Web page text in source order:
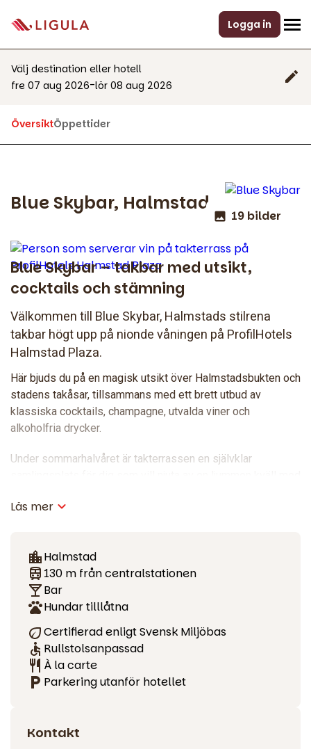
Logga in
Välj destination eller hotell
fre 07 aug 2026-lör 08 aug 2026
ÖversiktÖppettider
Blue Skybar, Halmstad
19 bilder
Blue Skybar – takbar med utsikt,
cocktails och stämning
Välkommen till Blue Skybar, Halmstads stilrena
takbar högt upp på nionde våningen på ProfilHotels
Halmstad Plaza.
Här bjuds du på en magisk utsikt över Halmstadsbukten och
stadens takåsar, tillsammans med ett brett utbud av
klassiska cocktails, champagne, utvalda viner och
alkoholfria drycker.
Under sommarhalvåret är takterrassen en självklar
bara in i den vackra loungen, där stämningen och utsikten
Blue Skybar i Halmstad är öppen för alla – hotellets gäster
såväl som lokala besökare. En perfekt plats för after work,
dejt, firande eller en avslappnad kväll över staden.
Läs mer
Halmstad
130 m från centralstationen
Bar
Hundar tilllåtna
Certifierad enligt Svensk Miljöbas
Rullstolsanpassad
À la carte
Parkering utanför hotellet
Kontakt